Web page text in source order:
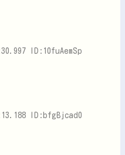
ID:10fuAemSp
ID:bfgBjcad0